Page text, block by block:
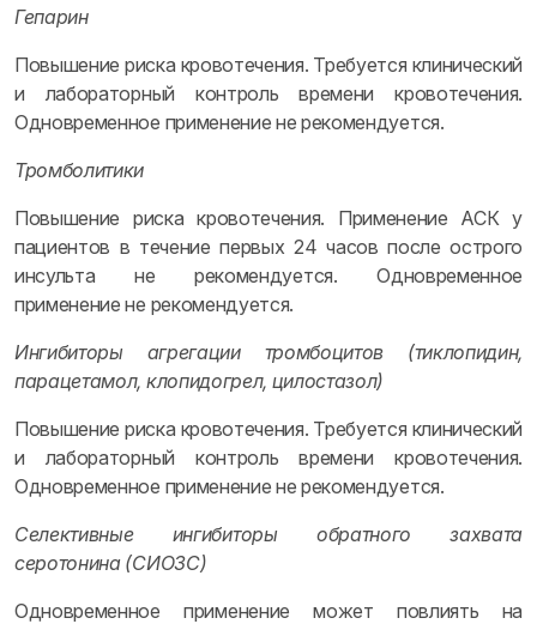
Гепарин
Повышение риска кровотечения. Требуется клинический
и лабораторный контроль времени кровотечения.
Одновременное применение не рекомендуется.
Тромболитики
Повышение риска кровотечения. Применение АСК у
пациентов в течение первых 24 часов после острого
инсульта не рекомендуется. Одновременное
применение не рекомендуется.
Ингибиторы агрегации тромбоцитов (тиклопидин,
парацетамол, клопидогрел, цилостазол)
Повышение риска кровотечения. Требуется клинический
и лабораторный контроль времени кровотечения.
Одновременное применение не рекомендуется.
Селективные ингибиторы обратного захвата
серотонина (СИОЗС)
Одновременное применение может повлиять на